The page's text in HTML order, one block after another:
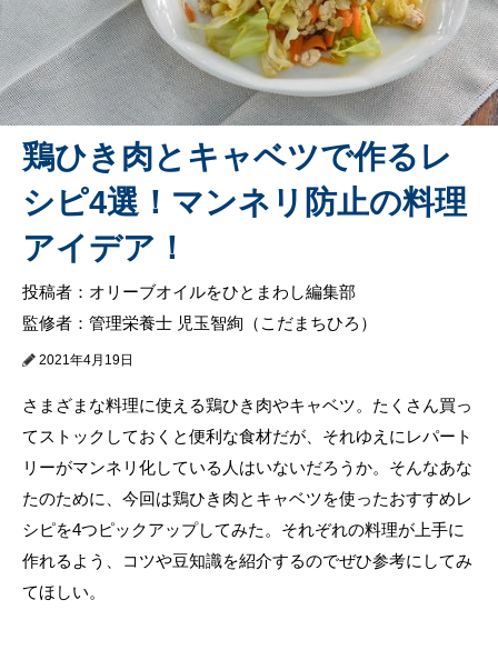
鶏ひき肉とキャベツで作るレ
シピ4選！マンネリ防止の料理
アイデア！
投稿者：オリーブオイルをひとまわし編集部
監修者：管理栄養士 児玉智絢（こだまちひろ）
2021年4月19日
さまざまな料理に使える鶏ひき肉やキャベツ。たくさん買っ
てストックしておくと便利な食材だが、それゆえにレパート
リーがマンネリ化している人はいないだろうか。そんなあな
たのために、今回は鶏ひき肉とキャベツを使ったおすすめレ
シピを4つピックアップしてみた。それぞれの料理が上手に
作れるよう、コツや豆知識を紹介するのでぜひ参考にしてみ
てほしい。